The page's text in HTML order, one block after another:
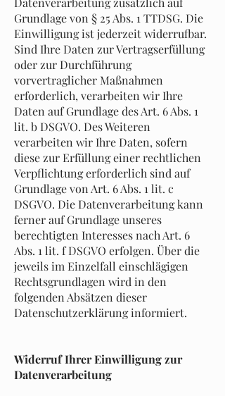
Grundlage von § 25 Abs. 1 TTDSG. Die
Einwilligung ist jederzeit widerrufbar.
Sind Ihre Daten zur Vertragserfüllung
oder zur Durchführung
vorvertraglicher Maßnahmen
erforderlich, verarbeiten wir Ihre
Daten auf Grundlage des Art. 6 Abs. 1
lit. b DSGVO. Des Weiteren
verarbeiten wir Ihre Daten, sofern
diese zur Erfüllung einer rechtlichen
Verpflichtung erforderlich sind auf
Grundlage von Art. 6 Abs. 1 lit. c
DSGVO. Die Datenverarbeitung kann
ferner auf Grundlage unseres
berechtigten Interesses nach Art. 6
Abs. 1 lit. f DSGVO erfolgen. Über die
jeweils im Einzelfall einschlägigen
Rechtsgrundlagen wird in den
folgenden Absätzen dieser
Datenschutzerklärung informiert.
Widerruf Ihrer Einwilligung zur
Datenverarbeitung